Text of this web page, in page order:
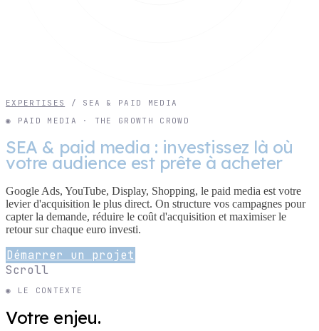
EXPERTISES /
SEA & PAID MEDIA
◉ PAID MEDIA · THE GROWTH CROWD
SEA & paid media : investissez là où
votre audience est prête à acheter
Google Ads, YouTube, Display, Shopping, le paid media est votre
levier d'acquisition le plus direct. On structure vos campagnes pour
capter la demande, réduire le coût d'acquisition et maximiser le
retour sur chaque euro investi.
Démarrer un projet
Scroll
◉ LE CONTEXTE
Votre enjeu.